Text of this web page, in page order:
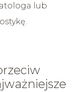
lub